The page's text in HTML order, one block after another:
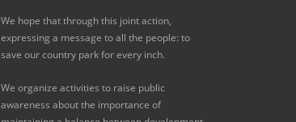
We hope that through this joint action,
expressing a message to all the people: to
save our country park for every inch.
We organize activities to raise public
awareness about the importance of